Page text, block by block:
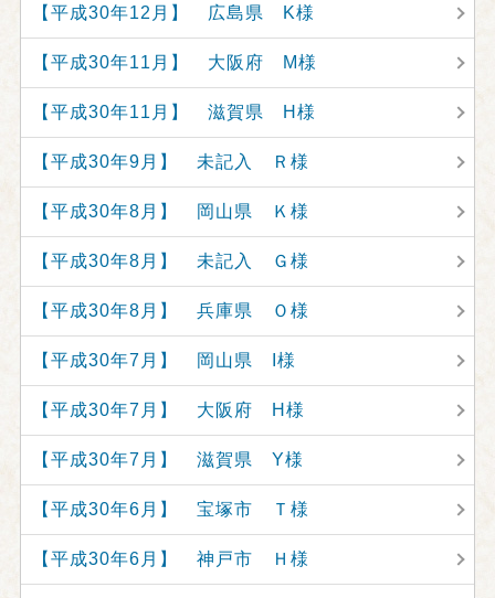
【平成30年12月】 広島県 K様
【平成30年11月】 大阪府 M様
【平成30年11月】 滋賀県 H様
【平成30年9月】 未記入 Ｒ様
【平成30年8月】 岡山県 Ｋ様
【平成30年8月】 未記入 Ｇ様
【平成30年8月】 兵庫県 Ｏ様
【平成30年7月】 岡山県 I様
【平成30年7月】 大阪府 H様
【平成30年7月】 滋賀県 Y様
【平成30年6月】 宝塚市 Ｔ様
【平成30年6月】 神戸市 Ｈ様